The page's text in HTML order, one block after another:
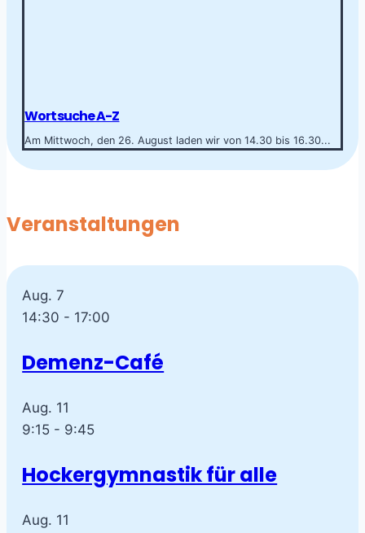
Wortsuche A-Z
Am Mittwoch, den 26. August laden wir von 14.30 bis 16.30...
Veranstaltungen
Aug.7
14:30 - 17:00
Demenz-Café
Aug. 11
9:15 - 9:45
Hockergymnastik für alle
Aug. 11